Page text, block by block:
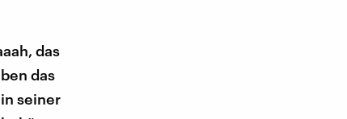
das
das
seiner